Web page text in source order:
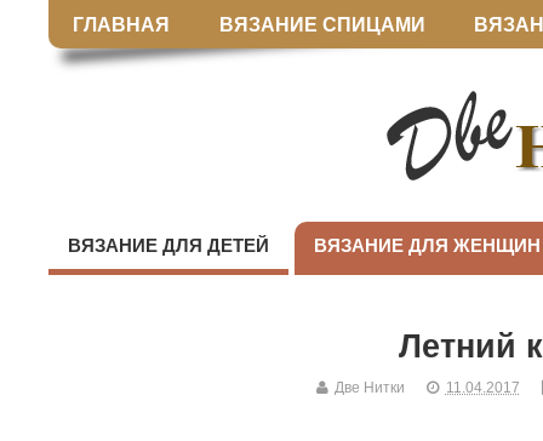
ГЛАВНАЯ ВЯЗАНИЕ СПИЦАМИ
ВЯЗАНИЕ ДЛЯ ДЕТЕЙ ВЯЗАНИЕ ДЛЯ ЖЕНЩИН
Летний
Две Нитки 11.04.2017